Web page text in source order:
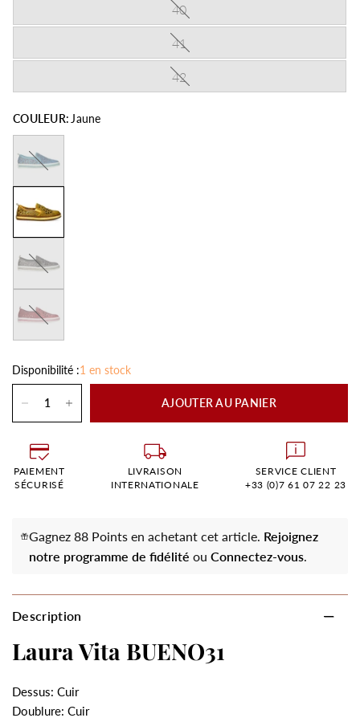
40
41
42
COULEUR: Jaune
Disponibilité :1 en stock
AJOUTER AU PANIER
PAIEMENT
SÉCURISÉ
LIVRAISON
INTERNATIONALE
SERVICE CLIENT
+33 (0)7 61 07 22 23
Gagnez 88 Points en achetant cet article. Rejoignez
notre programme de fidélité ouConnectez-vous.
Description
Laura Vita BUENO31
Dessus: Cuir
Doublure: Cuir